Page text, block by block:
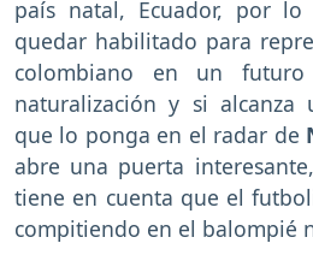
país natal, Ecuador, por
quedar habilitado para
colombiano en un
naturalización y si alcanza
que lo ponga en el radar de
abre una puerta
tiene en cuenta que el
compitiendo en el balompié